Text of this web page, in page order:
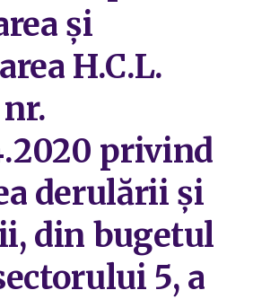
și
H.C.L.
privind
derulării și
din bugetul
5, a